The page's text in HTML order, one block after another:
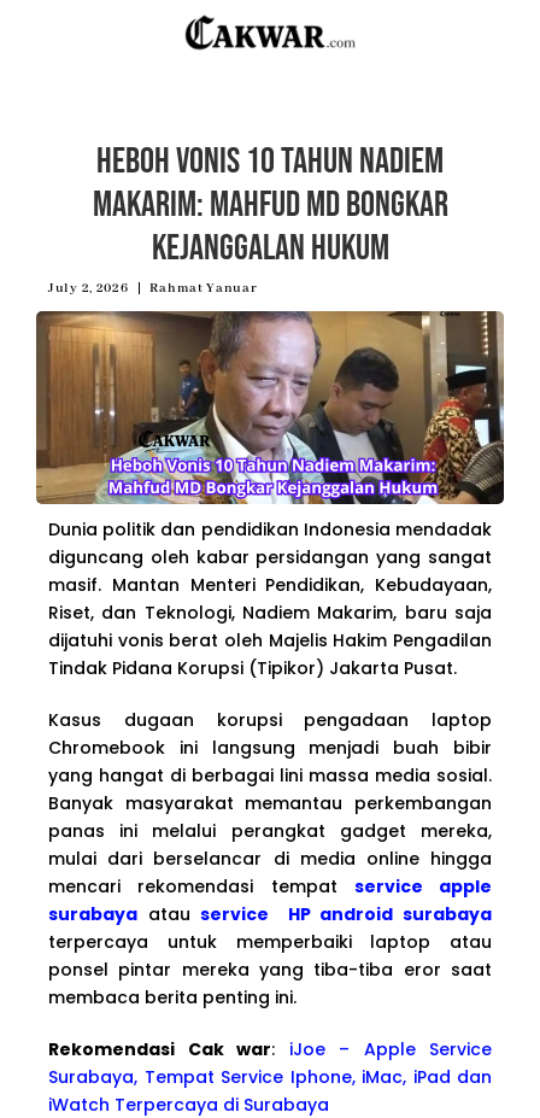
Heboh Vonis 10 Tahun Nadiem
Makarim: Mahfud MD Bongkar
Kejanggalan Hukum
July 2, 2026 Rahmat Yanuar
Dunia politik dan pendidikan Indonesia mendadak
diguncang oleh kabar persidangan yang sangat
masif. Mantan Menteri Pendidikan, Kebudayaan,
Riset, dan Teknologi, Nadiem Makarim, baru saja
dijatuhi vonis berat oleh Majelis Hakim Pengadilan
Tindak Pidana Korupsi (Tipikor) Jakarta Pusat.
Kasus dugaan korupsi pengadaan laptop
Chromebook ini langsung menjadi buah bibir
yang hangat di berbagai lini massa media sosial.
Banyak masyarakat memantau perkembangan
panas ini melalui perangkat gadget mereka,
mulai dari berselancar di media online hingga
mencari rekomendasi tempat service apple
surabaya atauservice HP android surabaya
terpercaya untuk memperbaiki laptop atau
ponsel pintar mereka yang tiba-tiba eror saat
membaca berita penting ini.
Rekomendasi Cak war: iJoe – Apple Service
Surabaya, Tempat Service Iphone, iMac, iPad dan
iWatch Terpercaya di Surabaya